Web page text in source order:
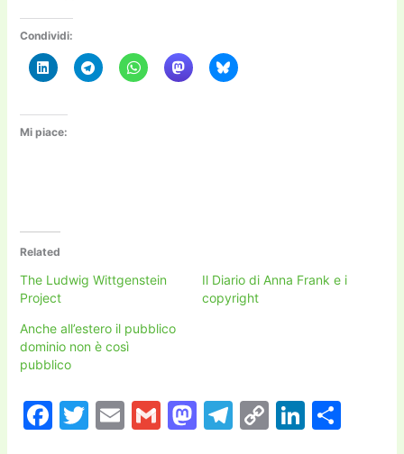
Condividi:
Mi piace:
Related
The Ludwig Wittgenstein
Project
Il Diario di Anna Frank e i
copyright
Anche all’estero il pubblico
dominio non è così
pubblico
F
T
E
G
M T
C
Li